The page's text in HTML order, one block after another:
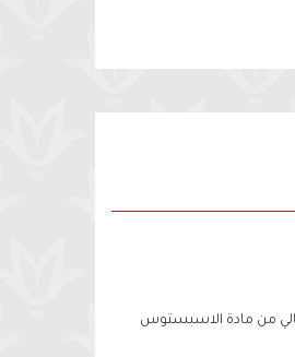
من مادة الاسبستوس